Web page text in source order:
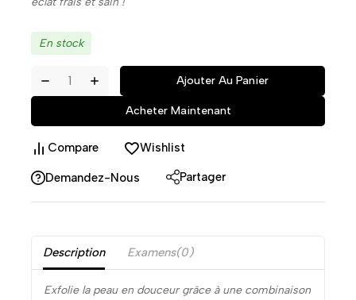
En stock
Ajouter Au Panier
Acheter Maintenant
Compare Wishlist
Demandez-Nous Partager
Description Examens(0)
Exfolie la peau en douceur grâce à une combinaison